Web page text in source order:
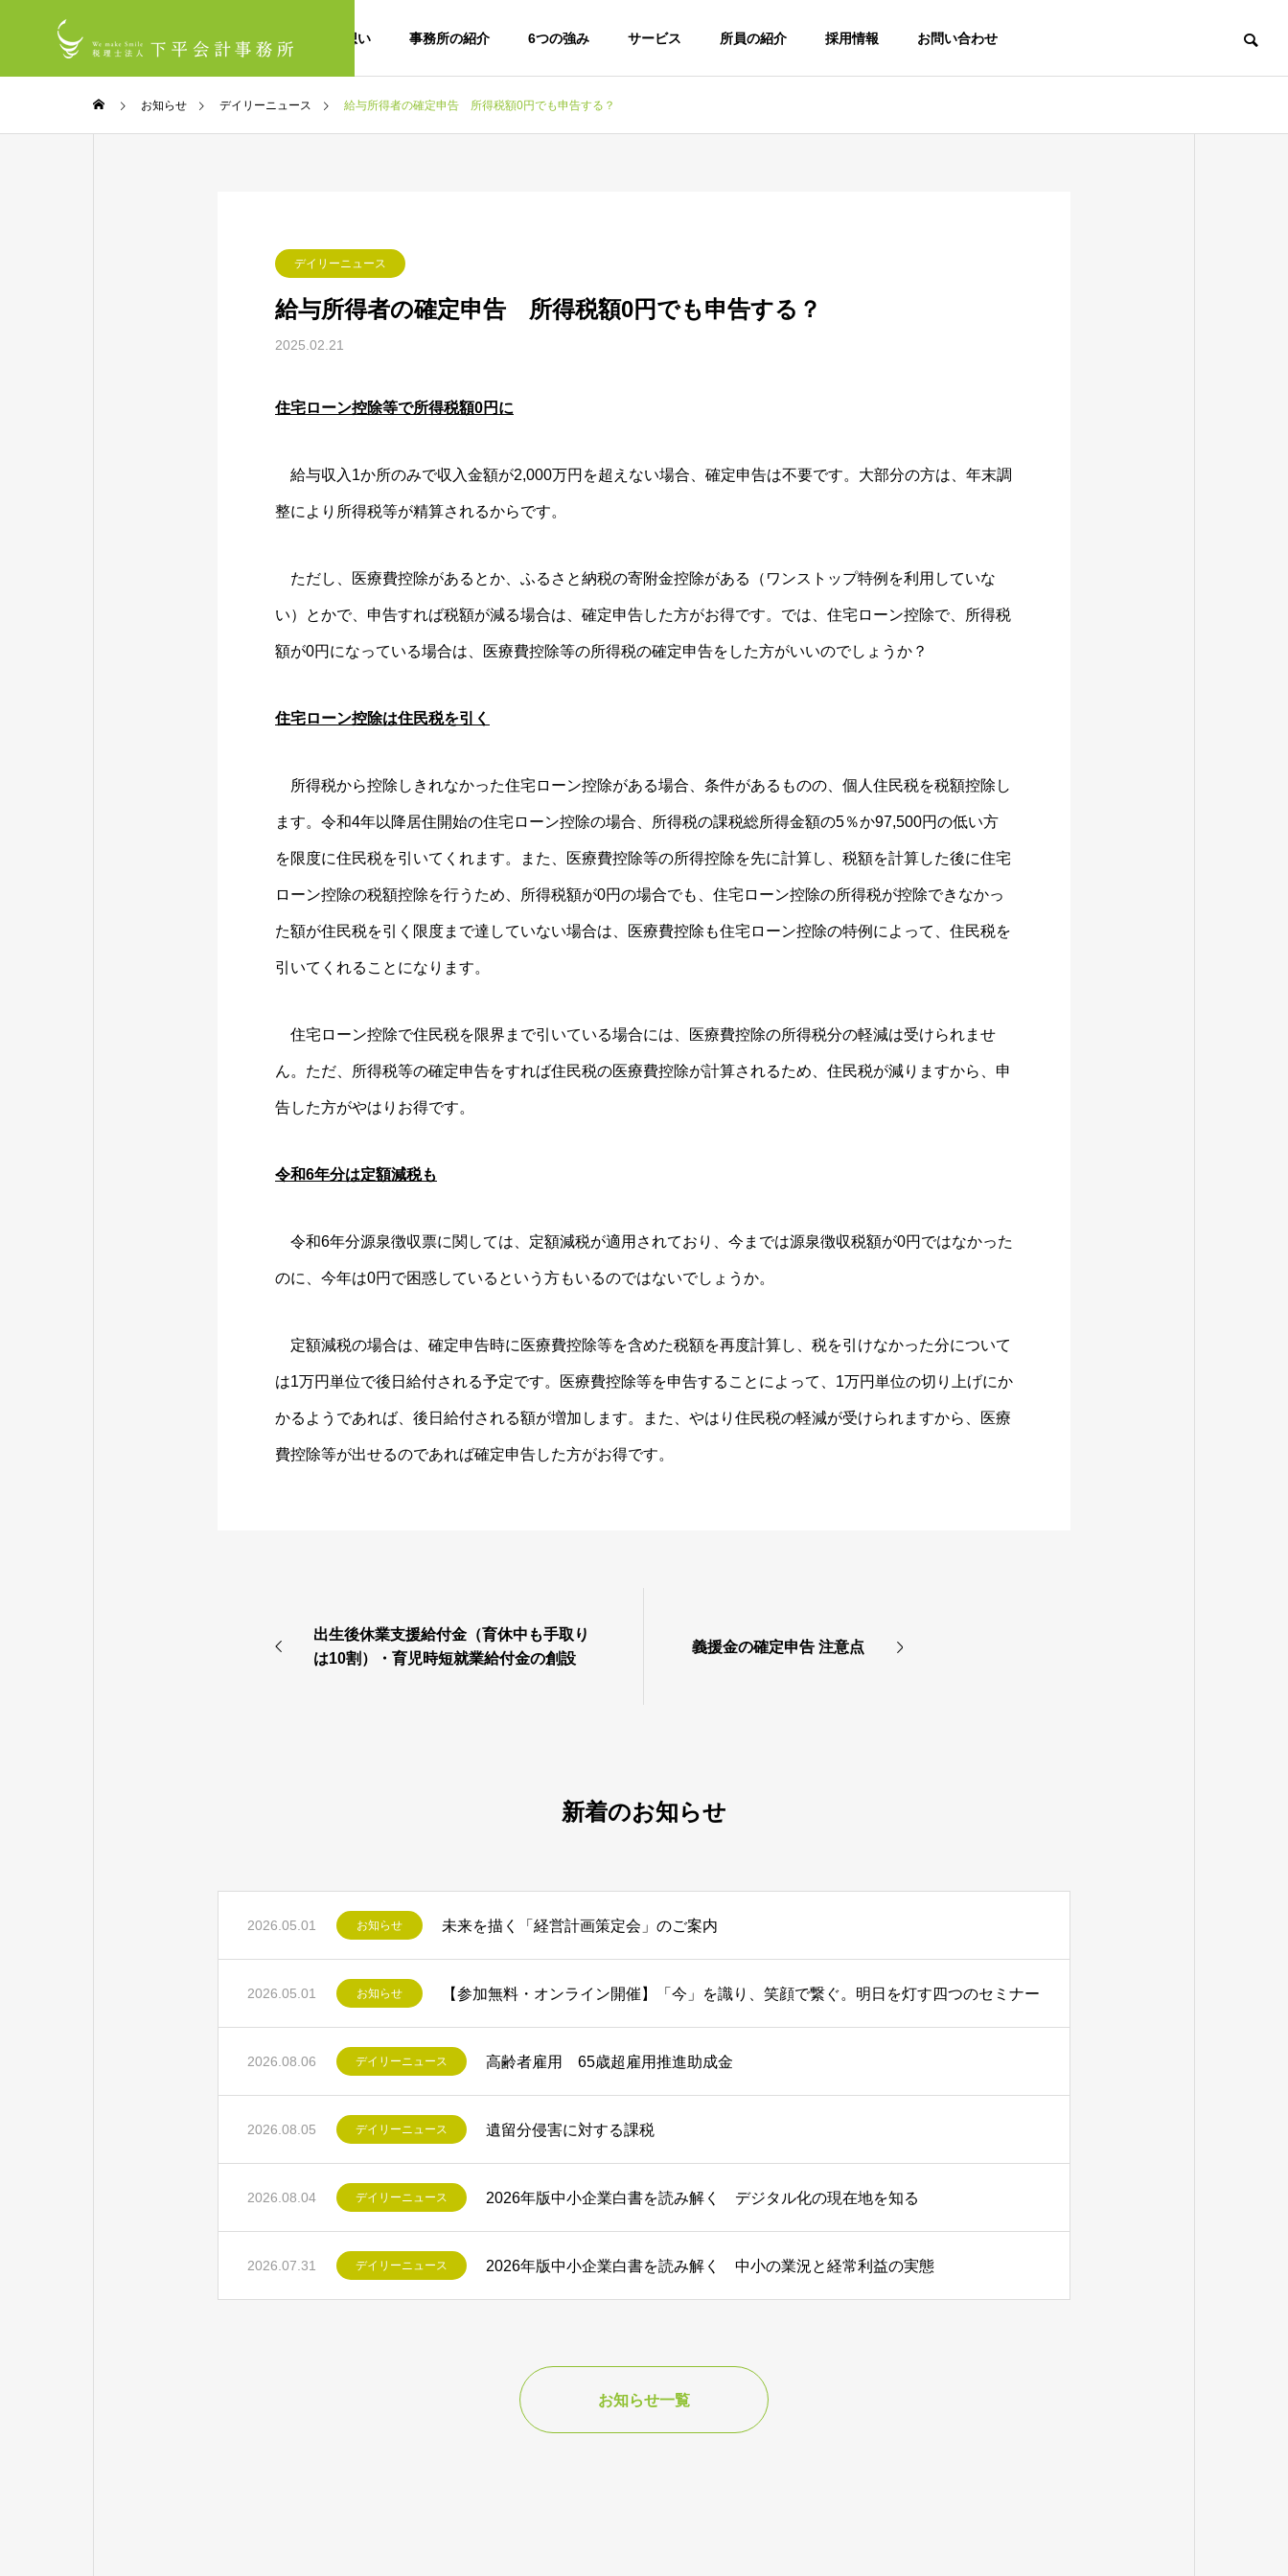
私たちの想い 事務所の紹介 6つの強み サービス 所員の紹介 採用情報 お問い合わせ
お知らせ デイリーニュース 給与所得者の確定申告 所得税額0円でも申告する？
デイリーニュース
給与所得者の確定申告 所得税額0円でも申告する？
2025.02.21
住宅ローン控除等で所得税額0円に
給与収入1か所のみで収入金額が2,000万円を超えない場合、確定申告は不要です。大部分の方は、年末調
整により所得税等が精算されるからです。
ただし、医療費控除があるとか、ふるさと納税の寄附金控除がある（ワンストップ特例を利用していな
い）とかで、申告すれば税額が減る場合は、確定申告した方がお得です。では、住宅ローン控除で、所得税
額が0円になっている場合は、医療費控除等の所得税の確定申告をした方がいいのでしょうか？
住宅ローン控除は住民税を引く
所得税から控除しきれなかった住宅ローン控除がある場合、条件があるものの、個人住民税を税額控除し
ます。令和4年以降居住開始の住宅ローン控除の場合、所得税の課税総所得金額の5％か97,500円の低い方
を限度に住民税を引いてくれます。また、医療費控除等の所得控除を先に計算し、税額を計算した後に住宅
ローン控除の税額控除を行うため、所得税額が0円の場合でも、住宅ローン控除の所得税が控除できなかっ
た額が住民税を引く限度まで達していない場合は、医療費控除も住宅ローン控除の特例によって、住民税を
引いてくれることになります。
住宅ローン控除で住民税を限界まで引いている場合には、医療費控除の所得税分の軽減は受けられませ
ん。ただ、所得税等の確定申告をすれば住民税の医療費控除が計算されるため、住民税が減りますから、申
告した方がやはりお得です。
令和6年分は定額減税も
令和6年分源泉徴収票に関しては、定額減税が適用されており、今までは源泉徴収税額が0円ではなかった
のに、今年は0円で困惑しているという方もいるのではないでしょうか。
定額減税の場合は、確定申告時に医療費控除等を含めた税額を再度計算し、税を引けなかった分について
は1万円単位で後日給付される予定です。医療費控除等を申告することによって、1万円単位の切り上げにか
かるようであれば、後日給付される額が増加します。また、やはり住民税の軽減が受けられますから、医療
費控除等が出せるのであれば確定申告した方がお得です。
出生後休業支援給付金（育休中も手取り
は10割）・育児時短就業給付金の創設
義援金の確定申告 注意点
新着のお知らせ
2026.05.01 お知らせ 未来を描く「経営計画策定会」のご案内
2026.05.01 お知らせ 【参加無料・オンライン開催】「今」を識り、笑顔で繋ぐ。明日を灯す四つのセミナー
2026.08.06 デイリーニュース 高齢者雇用 65歳超雇用推進助成金
2026.08.05 デイリーニュース 遺留分侵害に対する課税
2026.08.04 デイリーニュース 2026年版中小企業白書を読み解く デジタル化の現在地を知る
2026.07.31 デイリーニュース 2026年版中小企業白書を読み解く 中小の業況と経常利益の実態
お知らせ一覧